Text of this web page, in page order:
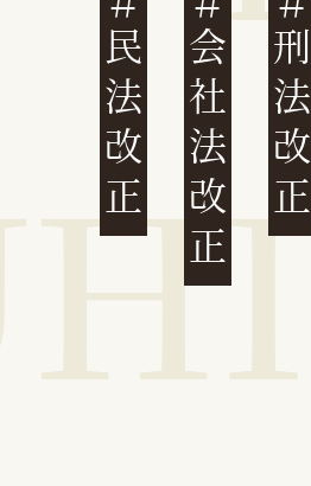
民法改正 会社法改正 刑法改正